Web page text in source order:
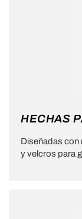
HECHAS
Diseñadas con
y velcros para